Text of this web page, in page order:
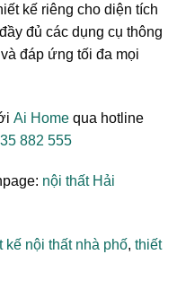
kế riêng cho diện tích
đủ các dụng cụ thông
đáp ứng tối đa mọi
Ai Home qua hotline
882 555
nội thất Hải
kế nội thất nhà phố, thiết